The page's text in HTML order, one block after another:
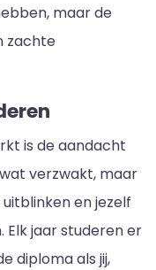
maar de
zachte
is de aandacht
verzwakt, maar
en jezelf
Elk jaar studeren er
diploma als jij,